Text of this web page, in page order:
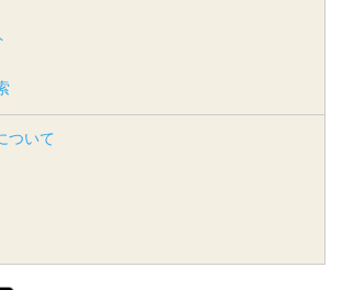
ついて